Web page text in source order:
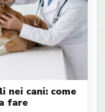
nei cani: come
fare